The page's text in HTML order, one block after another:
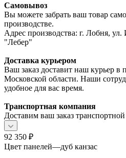
Самовывоз
Вы можете забрать ваш товар
производстве.
Адрес производства: г. Лобня, ул.
"Лебер"
Доставка курьером
Ваш заказ доставит наш курьер в
Московской области. Наши
удобное для вас время.
Транспортная компания
Доставим ваш заказ
92 350 ₽
Цвет панелей—дуб канзас